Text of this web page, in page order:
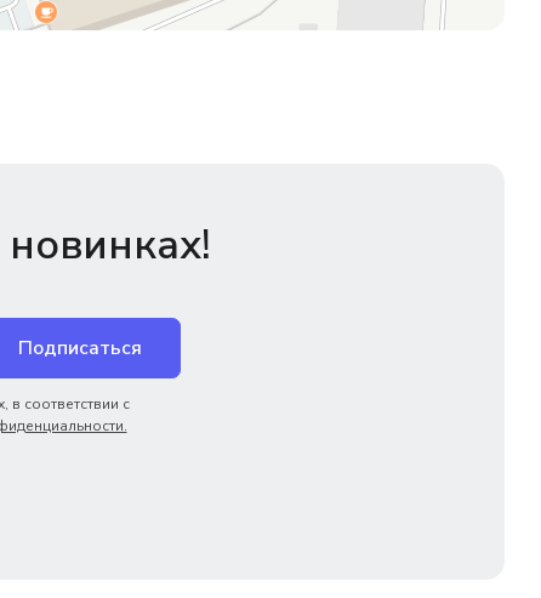
Подписаться
соответствии с